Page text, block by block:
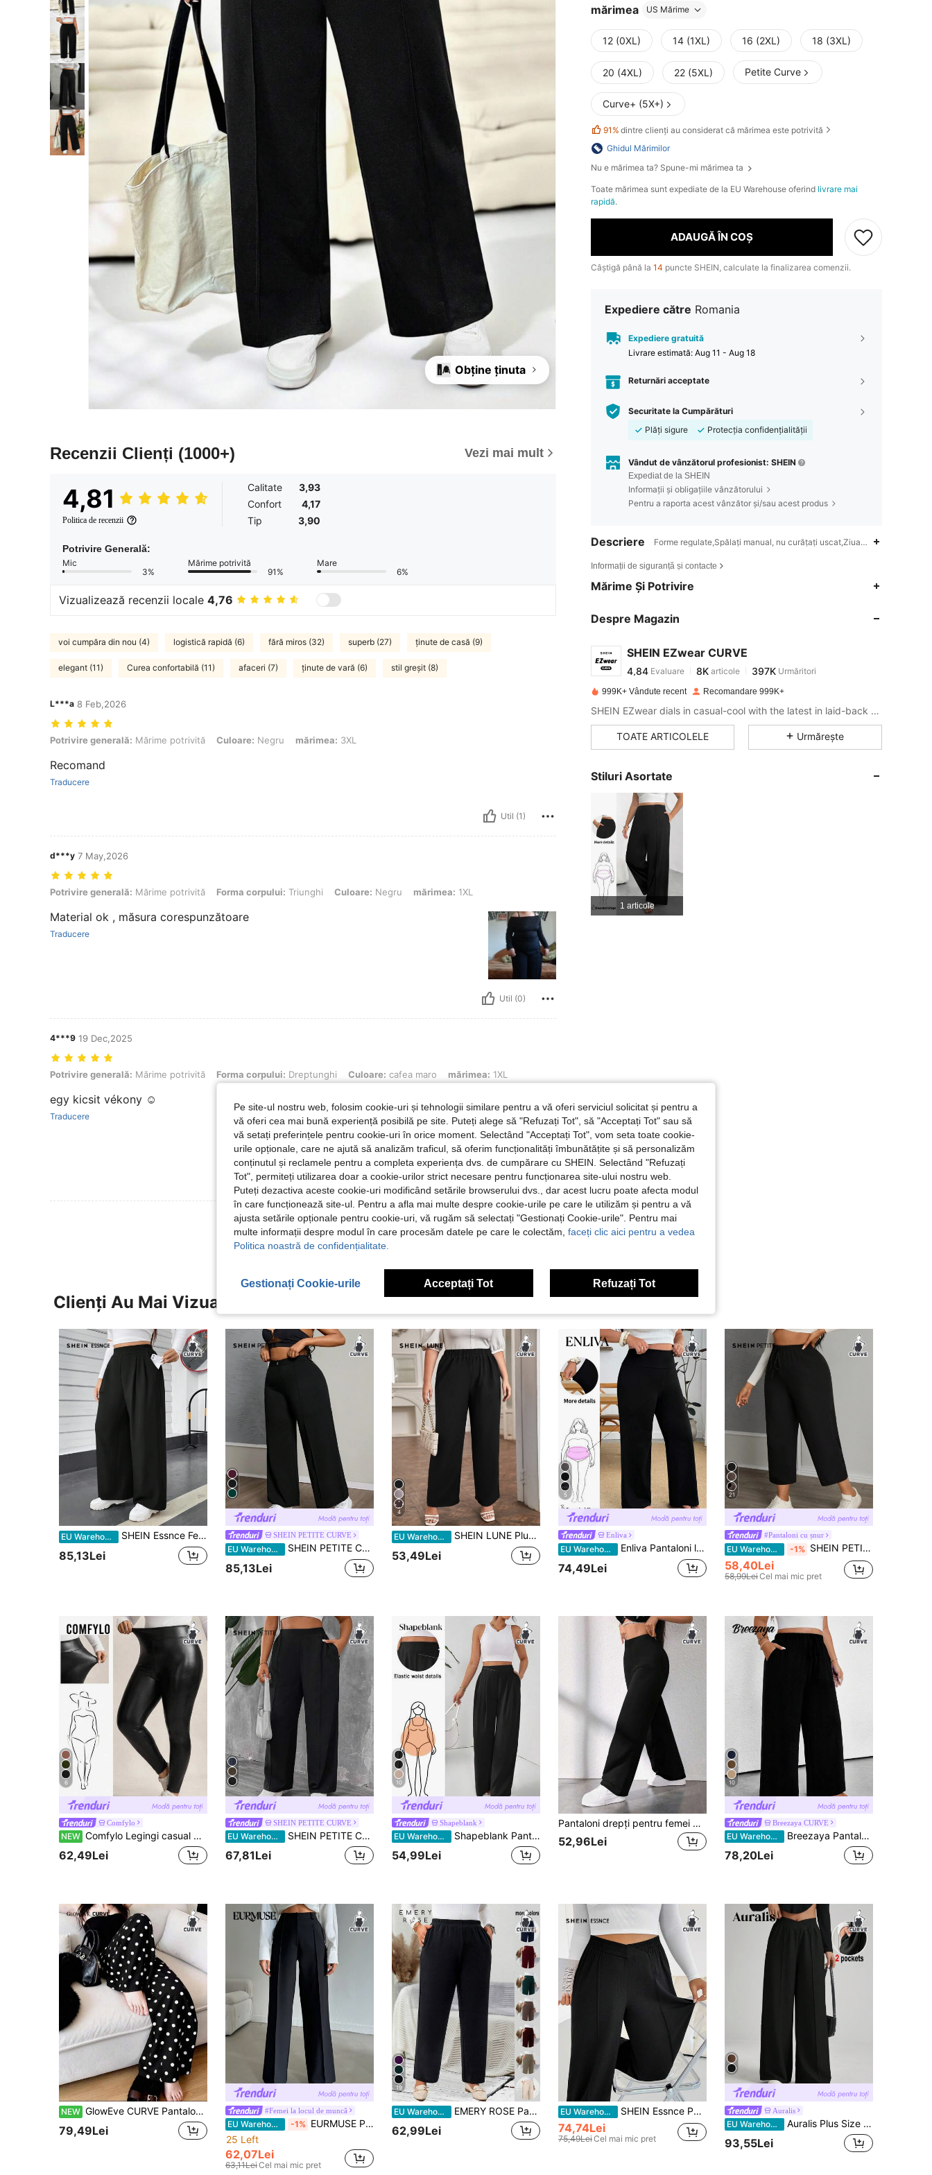
Obține ținuta
Recenzii Clienți (1000+) Vezi mai mult
4,81
Politica de recenzii
Calitate
3,93
Confort
4,17
Tip
3,90
Potrivire Generală:
Mic
3%
Mărime potrivită
91%
Mare
6%
Vizualizează recenzii locale 4,76
voi cumpăra din nou (4) logistică rapidă (6) fără miros (32) superb (27) ținute de casă (9)
elegant (11) Curea confortabilă (11) afaceri (7) ținute de vară (6) stil greșit (8)
L***a 8 Feb,2026
Potrivire generală: Mărime potrivită, Culoare: Negru, mărimea: 3XL
Potrivire generală: Mărime potrivită Culoare: Negru mărimea: 3XL
Recomand
Traducere
Util (1)
d***y 7 May,2026
Potrivire generală: Mărime potrivită, Forma corpului: Triunghi, Culoare: Negru, mărimea: 1XL
Potrivire generală: Mărime potrivită Forma corpului: Triunghi Culoare: Negru mărimea: 1XL
Material ok , măsura corespunzătoare
Traducere
Util (0)
4***9 19 Dec,2025
Potrivire generală: Mărime potrivită, Forma corpului: Dreptunghi, Culoare: cafea maro, mărimea: 1XL
Potrivire generală: Mărime potrivită Forma corpului: Dreptunghi Culoare: cafea maro mărimea: 1XL
egy kicsit vékony ☺️
Traducere
Util (0)
Vezi Mai Multe Recenzii
mărimea US Mărime
12 (0XL) 14 (1XL) 16 (2XL) 18 (3XL)
20 (4XL) 22 (5XL) Petite Curve
Curve+ (5X+)
91% dintre clienți au considerat că mărimea este potrivită
Ghidul Mărimilor
Nu e mărimea ta? Spune-mi mărimea ta
Toate mărimea sunt expediate de la EU Warehouse oferind livrare mai
rapidă.
ADAUGĂ ÎN COȘ
Câștigă până la 14 puncte SHEIN, calculate la finalizarea comenzii.
Expediere către Romania
Expediere gratuită
Livrare estimată: Aug 11 - Aug 18
Returnări acceptate
Securitate la Cumpărături
Plăți sigure
Protecția confidențialității
Vândut de vânzătorul profesionist: SHEIN
Expediat de la SHEIN
Informații și obligațiile vânzătorului
Pentru a raporta acest vânzător și/sau acest produs
Descriere Forme regulate,Spălați manual, nu curățați uscat,Ziua
Informații de siguranță și contacte
Mărime Și Potrivire
Despre Magazin
SHEIN EZwear CURVE
4,84
4,84 8K
d***ua plătitîn urmă cu 1 zi
4,84
4,84
4,84
999K+ Vândute recent Recomandare 999K+
SHEIN EZwear dials in casual-cool with the latest in laid-back threads.
TOATE ARTICOLELE Urmărește
Stiluri Asortate
1 articole
Clienți Au Mai Vizualizat
EU Warehouse SHEIN Essnce Femei Dimensiuni Plus Toamnă și Iarnă Casual Confortabil Largi cu talie elastică Pantaloni de bază negri cu picioare largi
85,13Lei
SHEIN PETITE CURVE
EU Warehouse SHEIN PETITE CURVE Pantaloni negri lejeri, cu talie înaltă, solide, mărime plus, cu cusături fine, pantaloni drepți, primăvară, Ziua Îndrăgostiților, ceremonie de absolvire, viața de zi cu zi, naveta, școală, absolvire, petrecere, casual, ținute formale pentru femei, pantaloni negri
85,13Lei
4
EU Warehouse SHEIN LUNE Plus pantaloni uni cu picioare late
53,49Lei
5
Enliva
EU Warehouse Enliva Pantaloni lungi casual, largi, cu talie joasă și bandă lată, culoare uni, pentru femei mărimi mari
74,49Lei
21
#Pantaloni cu șnur
EU Warehouse -1% SHEIN PETITE CURVE Pantaloni casual pentru femei de mărime mare, culoare solidă, cu talie tip sac de hârtie, primăvară, eleganți, talie înaltă, pantaloni negri casual, pantaloni lejeri
58,40Lei
58,99LeiCel mai mic pret
6
Comfylo
NEW Comfylo Legingi casual minimaliste negre din PU și material elastic, mărimi mari, pentru femei, potrivite pentru toamnă/iarnă, pantaloni lungi negri, festival de muzică, petrecere, Y2K
62,49Lei
SHEIN PETITE CURVE
EU Warehouse SHEIN PETITE CURVE Pantaloni de damă Petite Plus Size, culoare solidă, cu buzunar, talie înaltă, primăvară, Ziua Îndrăgostiților, ceremonie de absolvire, casual, ținută formală, viața de zi cu zi, timpul liber, naveta, absolvire, ieșiri în oraș, școală, pantaloni negri
67,81Lei
10
Shapeblank
EU Warehouse Shapeblank Pantaloni largi pentru femei, de mărime mare, de primăvară și de vară, la modă, casual, lejeri, confortabili, cool, de zi cu zi, de bază, cu talie elastică, de culoare caisă, stil minimalist, pantaloni largi, pantaloni de lucru, vară europeană, vacanță, pantaloni de damă, business casual
54,99Lei
Pantaloni drepți pentru femei mărimi mari, din material foarte elastic, confortabili pentru purtare zilnică, negru la modă
52,96Lei
10
Breezaya CURVE
EU Warehouse Breezaya Pantaloni sport simpli, casual, cu talie elastică, cu buzunare înclinate, mărime plus
78,20Lei
NEW GlowEve CURVE Pantaloni lungi casual pentru femei, mărime mare, negri cu poisuri albe, cu picior larg, stil vintage casual european și american, din material tricotat fluid, talie înaltă, croială largă, picior drept, lungime până la sol
79,49Lei
#Femei la locul de muncă
EU Warehouse -1% EURMUSE Pantaloni drepți cu talie înaltă, culoare solidă, pentru femei, mărime plus
25 Left
62,07Lei
63,11LeiCel mai mic pret
19
EU Warehouse EMERY ROSE Pantaloni lungi negri, cu buzunare, pentru femei, mărimi mari, casual, de zi cu zi
62,99Lei
EU Warehouse SHEIN Essnce Pantaloni largi pentru femei, mărime plus, de primăvară/vară, la modă, casual, lejer, confortabili, de zi cu zi, versatili, subțiri, texturați, negri, cu talie elastică, cu picior larg, toamnă, pantaloni de damă, stil simplu, pantaloni de lucru
74,74Lei
75,49LeiCel mai mic pret
Auralis
EU Warehouse Auralis Plus Size Femei Toamna Toamna Femei Business Casual Femei Noua Moda Casual Naveta Textura Tesatura Solid Negru Pantaloni Largi, Pantaloni, Pantaloni Rochii Buzunar. Pantaloni casual, Pantaloni largi pentru femei, Pantaloni rochii pentru femei, Pantaloni de toamna
93,55Lei
Pe site-ul nostru web, folosim cookie-uri și tehnologii similare pentru a vă oferi serviciul solicitat și pentru a
vă oferi cea mai bună experiență posibilă pe site. Puteți alege să "Refuzați Tot", să "Acceptați Tot" sau să
vă setați preferințele pentru cookie-uri în orice moment. Selectând "Acceptați Tot", vom seta toate cookie-
urile opționale, care ne ajută să analizăm traficul, să oferim funcționalități îmbunătățite și să personalizăm
conținutul și reclamele pentru a completa experiența dvs. de cumpărare cu SHEIN. Selectând "Refuzați
Tot", permiteți utilizarea doar a cookie-urilor strict necesare pentru funcționarea site-ului nostru web.
Puteți dezactiva aceste cookie-uri modificând setările browserului dvs., dar acest lucru poate afecta modul
în care funcționează site-ul. Pentru a afla mai multe despre cookie-urile pe care le utilizăm și pentru a vă
ajusta setările opționale pentru cookie-uri, vă rugăm să selectați "Gestionați Cookie-urile". Pentru mai
multe informații despre modul în care procesăm datele pe care le colectăm, faceți clic aici pentru a vedea
Politica noastră de confidențialitate.
Gestionați Cookie-urile Acceptați Tot Refuzați Tot